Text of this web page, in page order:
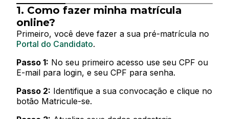
1. Como fazer minha matrícula
online?
Primeiro, você deve fazer a sua pré-matrícula no
Portal do Candidato.
Passo 1: No seu primeiro acesso use seu CPF ou
E-mail para login, e seu CPF para senha.
Passo 2: Identifique a sua convocação e clique no
botão Matricule-se.